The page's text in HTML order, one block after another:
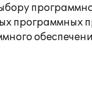
программных